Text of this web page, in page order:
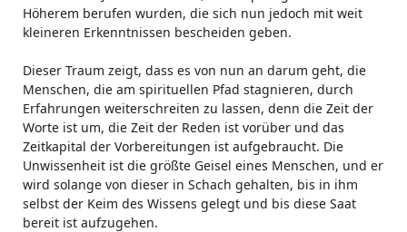
Höherem berufen wurden, die sich nun jedoch mit weit
kleineren Erkenntnissen bescheiden geben.
Dieser Traum zeigt, dass es von nun an darum geht, die
Menschen, die am spirituellen Pfad stagnieren, durch
Erfahrungen weiterschreiten zu lassen, denn die Zeit der
Worte ist um, die Zeit der Reden ist vorüber und das
Zeitkapital der Vorbereitungen ist aufgebraucht. Die
Unwissenheit ist die größte Geisel eines Menschen, und er
wird solange von dieser in Schach gehalten, bis in ihm
selbst der Keim des Wissens gelegt und bis diese Saat
bereit ist aufzugehen.